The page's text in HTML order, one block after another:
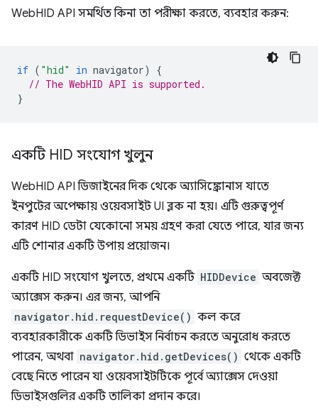
WebHID API সমর্থিত কিনা তা পরীক্ষা করতে, ব্যবহার করুন:
if ( "hid" in navigator)
{
// The WebHID API is supported.
}
একটি HID সংযোগ খুলুন
WebHID API ডিজাইনের দিক থেকে অ্যাসিঙ্ক্রোনাস যাতে
ইনপুটের অপেক্ষায় ওয়েবসাইট UI ব্লক না হয়। এটি গুরুত্বপূর্ণ
কারণ HID ডেটা যেকোনো সময় গ্রহণ করা যেতে পারে, যার জন্য
এটি শোনার একটি উপায় প্রয়োজন।
একটি HID সংযোগ খুলতে, প্রথমে একটি HIDDevice অবজেক্ট
অ্যাক্সেস করুন। এর জন্য, আপনি
navigator.hid.requestDevice() কল করে
ব্যবহারকারীকে একটি ডিভাইস নির্বাচন করতে অনুরোধ করতে
পারেন, অথবা navigator.hid.getDevices() থেকে একটি
বেছে নিতে পারেন যা ওয়েবসাইটটিকে পূর্বে অ্যাক্সেস দেওয়া
ডিভাইসগুলির একটি তালিকা প্রদান করে।